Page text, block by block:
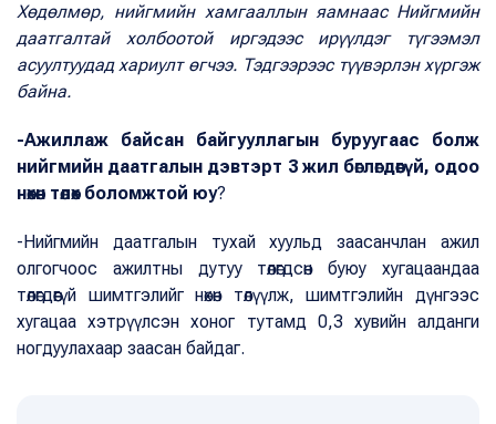
Хөдөлмөр, нийгмийн хамгааллын яамнаас Нийгмийн
даатгалтай холбоотой иргэдээс ирүүлдэг түгээмэл
асуултуудад хариулт өгчээ. Тэдгээрээс түүвэрлэн хүргэж
байна.
-Ажиллаж байсан байгууллагын буруугаас болж
нийгмийн даатгалын дэвтэрт 3 жил бөглөгдөөгүй, одоо
нөхөн төлөх боломжтой юу?
-Нийгмийн даатгалын тухай хуульд заасанчлан ажил
олгогчоос ажилтны дутуу төлөгдсөн буюу хугацаандаа
төлөгдөөгүй шимтгэлийг нөхөн төлүүлж, шимтгэлийн дүнгээс
хугацаа хэтрүүлсэн хоног тутамд 0,3 хувийн алданги
ногдуулахаар заасан байдаг.